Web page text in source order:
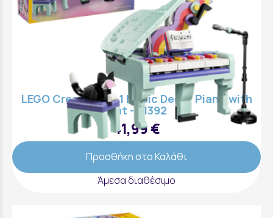
LEGO Creator 3 in 1 Music Decor Piano with
Cat - 31392
41,99 €
Προσθήκη στο Καλάθι
Άμεσα διαθέσιμο